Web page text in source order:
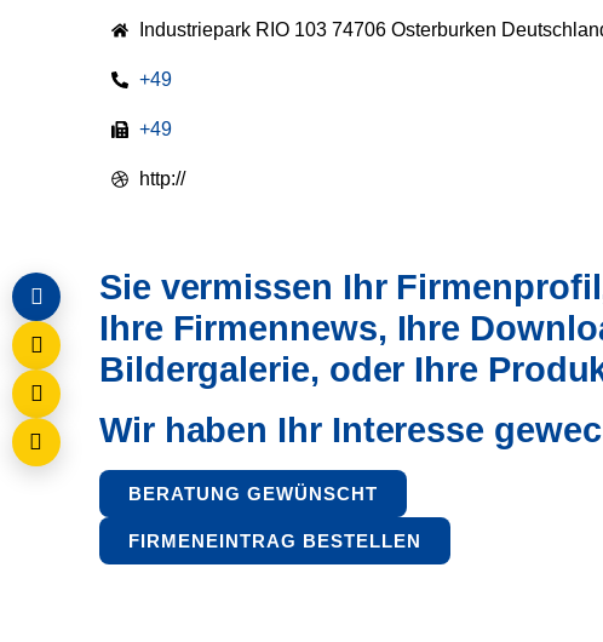
Industriepark RIO 103 74706 Osterburken
+49
+49
http://
Sie vermissen Ihr
Ihre Firmennews, Ihre
Bildergalerie, oder Ihre
Wir haben Ihr Interesse
BERATUNG GEWÜNSCHT
FIRMENEINTRAG BESTELLEN